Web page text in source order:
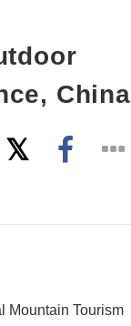
China
Mountain Tourism